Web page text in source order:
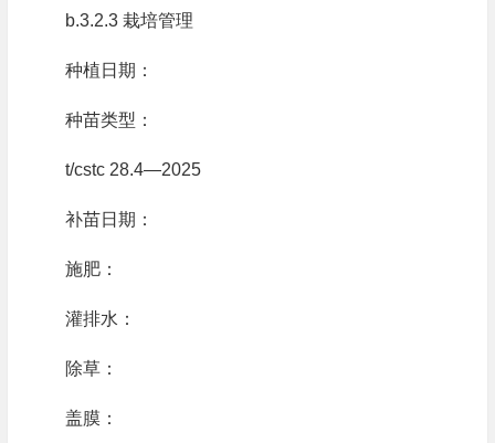
b.3.2.3 栽培管理
种植日期：
种苗类型：
t/cstc 28.4—2025
补苗日期：
施肥：
灌排水：
除草：
盖膜：